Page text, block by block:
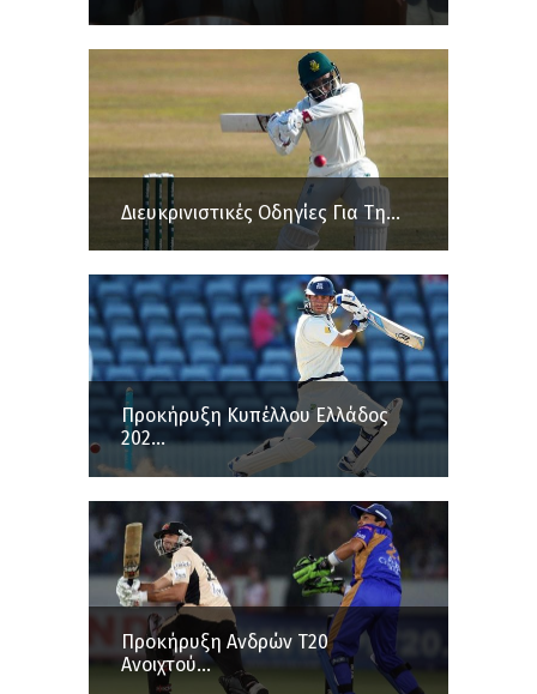
Διευκρινιστικές Οδηγίες Για Τη...
Προκήρυξη Κυπέλλου Ελλάδος
202...
Προκήρυξη Ανδρών Τ20
Ανοιχτού...